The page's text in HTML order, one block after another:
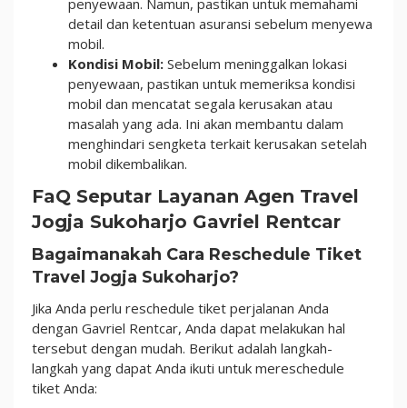
detail dan ketentuan asuransi sebelum menyewa
mobil.
Kondisi Mobil: Sebelum meninggalkan lokasi
penyewaan, pastikan untuk memeriksa kondisi
mobil dan mencatat segala kerusakan atau
masalah yang ada. Ini akan membantu dalam
menghindari sengketa terkait kerusakan setelah
mobil dikembalikan.
FaQ Seputar Layanan Agen Travel
Jogja Sukoharjo Gavriel Rentcar
Bagaimanakah Cara Reschedule Tiket
Travel Jogja Sukoharjo?
Jika Anda perlu reschedule tiket perjalanan Anda
dengan Gavriel Rentcar, Anda dapat melakukan hal
tersebut dengan mudah. Berikut adalah langkah-
langkah yang dapat Anda ikuti untuk mereschedule
tiket Anda: